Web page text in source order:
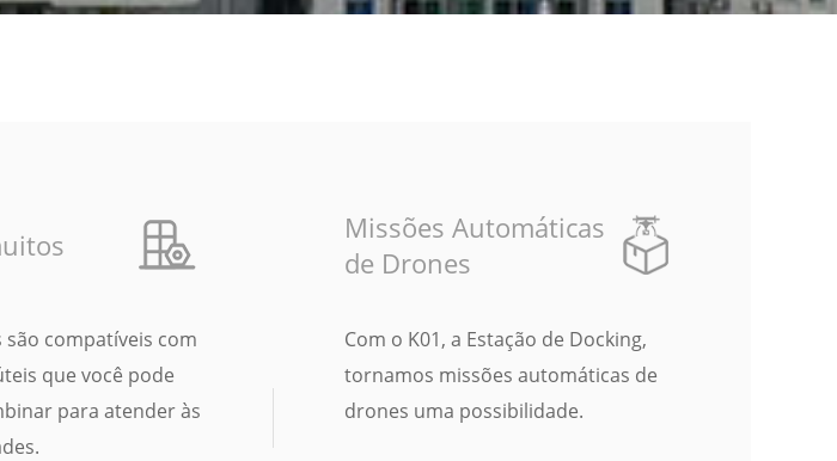
compatíveis com
que você pode
para atender às
Missões Automáticas
de Drones
Com o K01, a Estação de Docking,
tornamos missões automáticas de
drones uma possibilidade.